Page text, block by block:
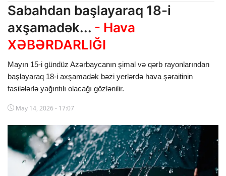
İdman
Kriminal
Mövqe
Maraqlı
Sağlıq
Digər
Sabahdan başlayaraq 18-i
axşamadək... - Hava
XƏBƏRDARLIĞI
Mayın 15-i gündüz Azərbaycanın şimal və qərb rayonlarından
başlayaraq 18-i axşamadək bəzi yerlərdə hava şəraitinin
fasilələrlə yağıntılı olacağı gözlənilir.
May 14, 2026 - 17:07